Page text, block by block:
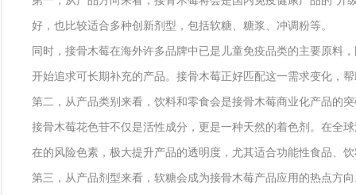
好，也比较适合多种创新剂型，包括软糖、糖浆、冲调粉等。
同时，接骨木莓在海外许多品牌中已是儿童免疫品类的主要原料
开始追求可长期补充的产品。接骨木莓正好匹配这一需求变化，
第二，从产品类别来看，饮料和零食会是接骨木莓商业化产品的
接骨木莓花色苷不仅是活性成分，更是一种天然的着色剂。在全
在的风险色素，极大提升产品的透明度，尤其适合功能性食品、
第三，从产品剂型来看，软糖会成为接骨木莓产品应用的热点方